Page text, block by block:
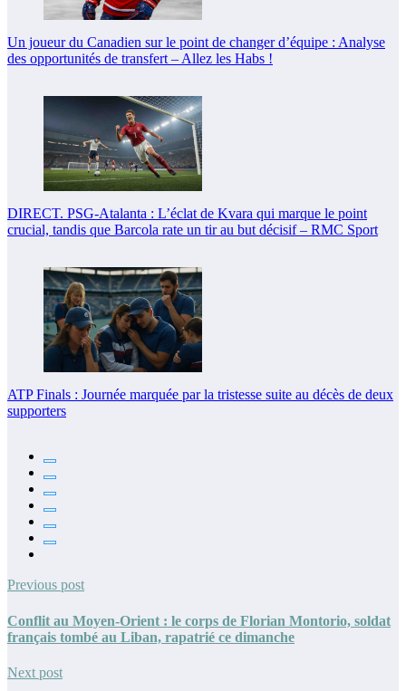
Un joueur du Canadien sur le point de changer d’équipe : Analyse
des opportunités de transfert – Allez les Habs !
DIRECT. PSG-Atalanta : L’éclat de Kvara qui marque le point
crucial, tandis que Barcola rate un tir au but décisif – RMC Sport
ATP Finals : Journée marquée par la tristesse suite au décès de deux
supporters
Previous post
Conflit au Moyen-Orient : le corps de Florian Montorio, soldat
français tombé au Liban, rapatrié ce dimanche
Next post